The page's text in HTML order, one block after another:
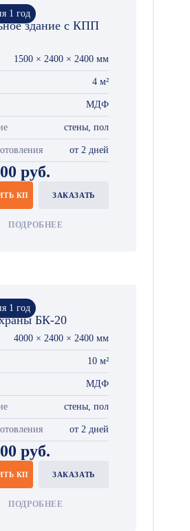
1 год
здание с КПП
1500 × 2400 × 2400 мм
4 м²
МДФ
стены, пол
от 2 дней
руб.
КП ЗАКАЗАТЬ
ПОДРОБНЕЕ
1 год
БК-20
4000 × 2400 × 2400 мм
10 м²
МДФ
стены, пол
от 2 дней
руб.
КП ЗАКАЗАТЬ
ПОДРОБНЕЕ